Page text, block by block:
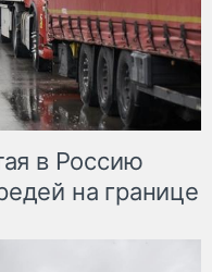
в Россию
на границе